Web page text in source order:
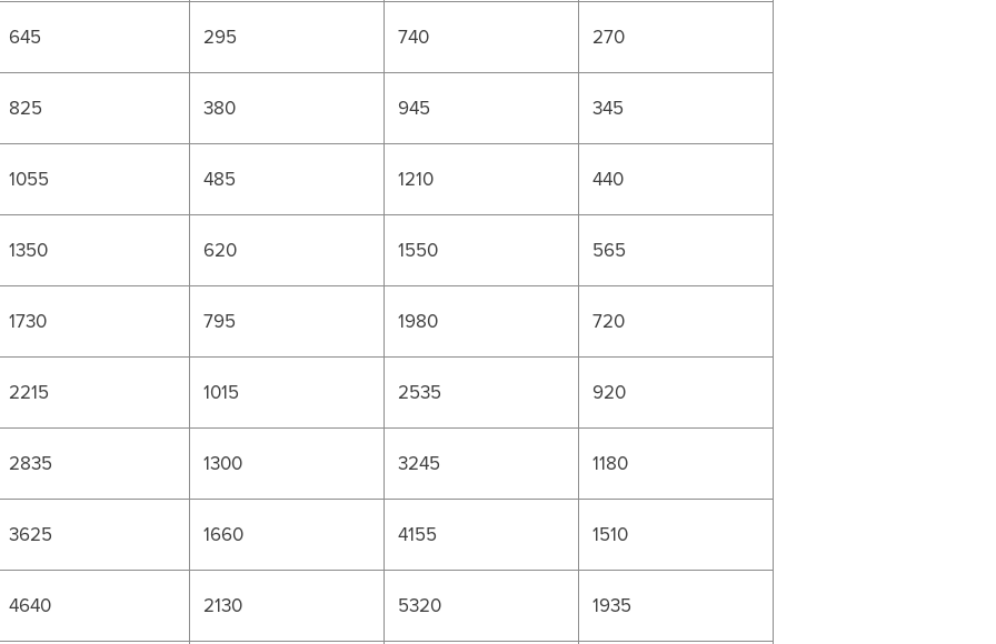
645 295 740 270
825 380 945 345
1055 485 1210 440
1350 620 1550 565
1730 795 1980 720
2215 1015 2535 920
2835 1300 3245 1180
3625 1660 4155 1510
4640 2130 5320 1935